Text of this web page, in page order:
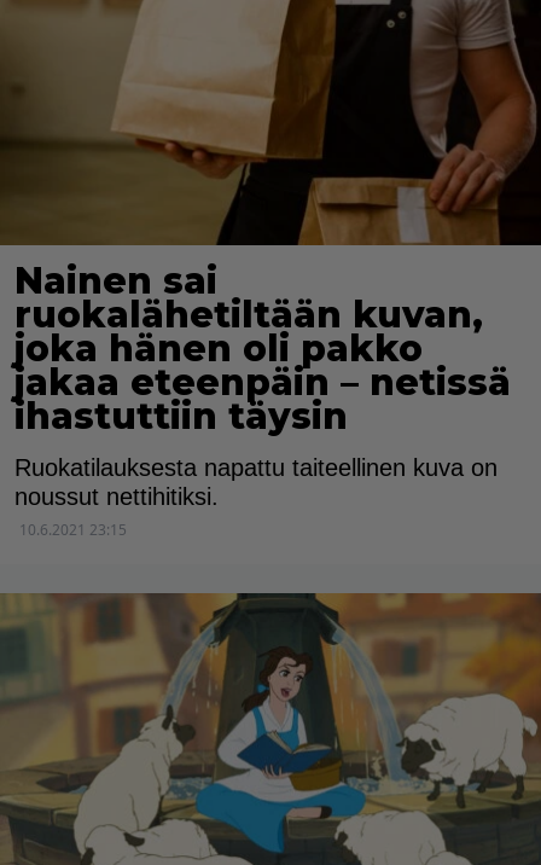
Nainen sai
ruokalähetiltään kuvan,
joka hänen oli pakko
jakaa eteenpäin – netissä
ihastuttiin täysin
Ruokatilauksesta napattu taiteellinen kuva on
noussut nettihitiksi.
10.6.2021 23:15